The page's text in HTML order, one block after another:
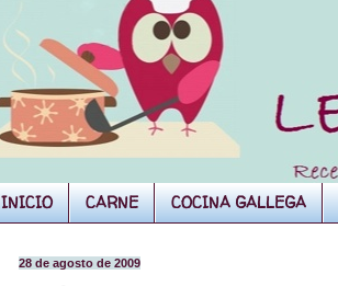
INICIO CARNE COCINA GALLEGA
28 de agosto de 2009